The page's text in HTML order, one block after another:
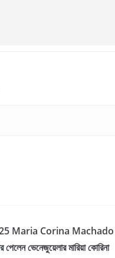
Maria Corina
ভেনেজুয়েলার মারিয়া কোরিনা